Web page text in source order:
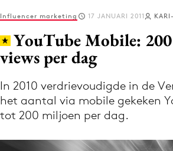
Log in
Volg het laatste nieuws via
Nieuws app
Influencer marketing 17 JANUARI 2011
YouTube Mobile:
views per dag
In 2010 verdrievoudigde in de
het aantal via mobile gekeken
tot 200 miljoen per dag.